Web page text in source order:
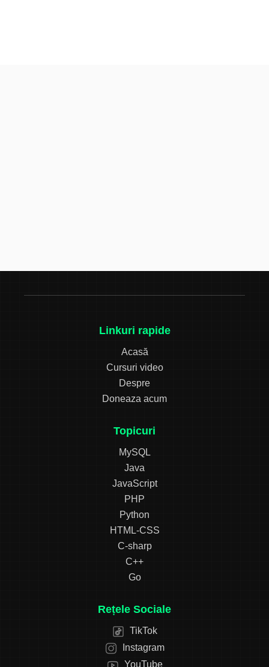
Linkuri rapide
Acasă
Cursuri video
Despre
Doneaza acum
Topicuri
MySQL
Java
JavaScript
PHP
Python
HTML-CSS
C-sharp
C++
Go
Rețele Sociale
TikTok
Instagram
YouTube